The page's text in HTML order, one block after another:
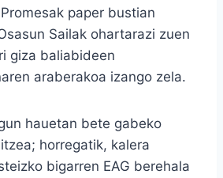
paper bustian
Sailak ohartarazi zuen
giza baliabideen
araberakoa izango zela.
hauetan bete gabeko
horregatik, kalera
bigarren EAG berehala